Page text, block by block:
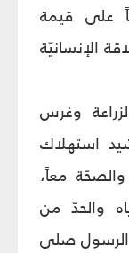
على قيمة
الإنسانيّة
وغرس
استهلاك
والصحّة معاً،
والحدّ من
الرسول صلى